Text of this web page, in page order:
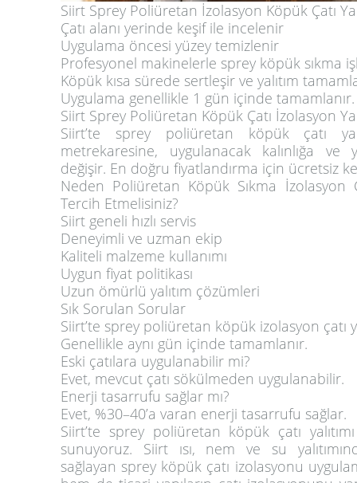
Siirt Sprey Poliüretan İzolasyon Köpük Çatı
Çatı alanı yerinde keşif ile incelenir
Uygulama öncesi yüzey temizlenir
Profesyonel makinelerle sprey köpük sıkma
Köpük kısa sürede sertleşir ve yalıtım
Uygulama genellikle 1 gün içinde tamamlanır.
Siirt Sprey Poliüretan Köpük Çatı İzolasyon
Siirt’te sprey poliüretan köpük çatı
metrekaresine, uygulanacak kalınlığa
değişir. En doğru fiyatlandırma için ücretsiz
Neden Poliüretan Köpük Sıkma İzolasyon
Tercih Etmelisiniz?
Siirt geneli hızlı servis
Deneyimli ve uzman ekip
Kaliteli malzeme kullanımı
Uygun fiyat politikası
Uzun ömürlü yalıtım çözümleri
Sık Sorulan Sorular
Siirt’te sprey poliüretan köpük izolasyon çatı
Genellikle aynı gün içinde tamamlanır.
Eski çatılara uygulanabilir mi?
Evet, mevcut çatı sökülmeden uygulanabilir.
Enerji tasarrufu sağlar mı?
Evet, %30–40’a varan enerji tasarrufu sağlar.
Siirt’te sprey poliüretan köpük çatı
sunuyoruz. Siirt ısı, nem ve su
sağlayan sprey köpük çatı izolasyonu